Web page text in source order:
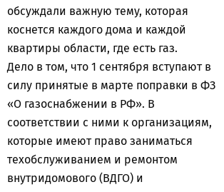
обсуждали важную тему, которая
коснется каждого дома и каждой
квартиры области, где есть газ.
Дело в том, что 1 сентября вступают в
силу принятые в марте поправки в ФЗ
«О газоснабжении в РФ». В
соответствии с ними к организациям,
которые имеют право заниматься
техобслуживанием и ремонтом
внутридомового (ВДГО) и